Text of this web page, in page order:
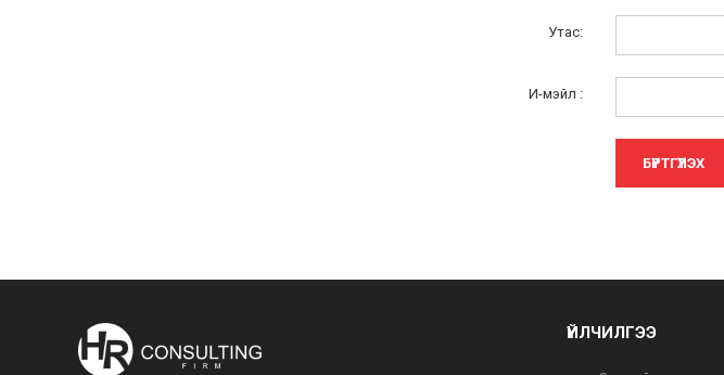
Утас:
И-мэйл :
БҮРТГҮҮЛЭХ
ҮЙЛЧИЛГЭЭ